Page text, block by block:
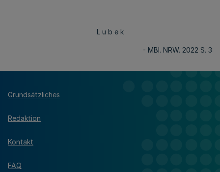
L u b e k
- MBl. NRW. 2022 S. 3
Grundsätzliches
Redaktion
Kontakt
FAQ